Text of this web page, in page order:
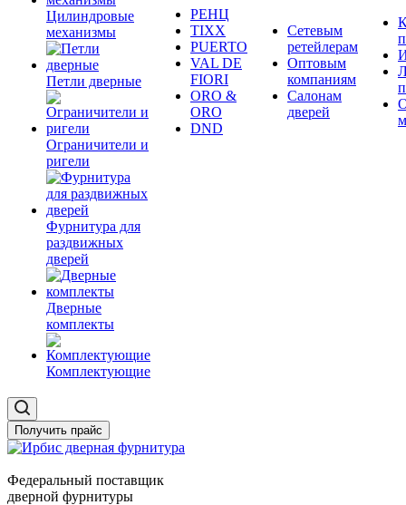
Цилиндровые
механизмы
Петли дверные
Ограничители и
ригели
Фурнитура для
раздвижных
дверей
Дверные
комплекты
Комплектующие
РЕНЦ
TIXX
PUERTO
VAL DE
FIORI
ORO &
ORO
DND
Сетевым
ретейлерам
Оптовым
компаниям
Салонам
дверей
Получить прайс
Федеральный поставщик
дверной фурнитуры